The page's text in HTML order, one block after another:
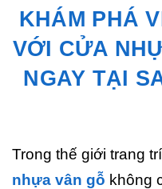
KHÁM PHÁ
VỚI CỬA
NGAY TẠI
Trong thế giới trang
nhựa vân gỗ không